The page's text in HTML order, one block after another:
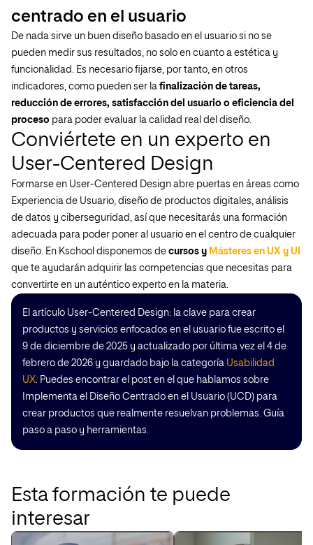
centrado en el usuario
De nada sirve un buen diseño basado en el usuario si no se
pueden medir sus resultados, no solo en cuanto a estética y
funcionalidad. Es necesario fijarse, por tanto, en otros
indicadores, como pueden ser la finalización de tareas,
reducción de errores, satisfacción del usuario o eficiencia del
proceso para poder evaluar la calidad real del diseño.
Conviértete en un experto en
User-Centered Design
Formarse en User-Centered Design abre puertas en áreas como
Experiencia de Usuario, diseño de productos digitales, análisis
de datos y ciberseguridad, así que necesitarás una formación
adecuada para poder poner al usuario en el centro de cualquier
diseño. En Kschool disponemos de cursos y Másteres en UX y UI
que te ayudarán adquirir las competencias que necesitas para
convertirte en un auténtico experto en la materia.
El artículo User-Centered Design: la clave para crear
productos y servicios enfocados en el usuario fue escrito el
9 de diciembre de 2025 y actualizado por última vez el 4 de
febrero de 2026 y guardado bajo la categoría Usabilidad
UX. Puedes encontrar el post en el que hablamos sobre
Implementa el Diseño Centrado en el Usuario (UCD) para
crear productos que realmente resuelvan problemas. Guía
paso a paso y herramientas.
Esta formación te puede
interesar